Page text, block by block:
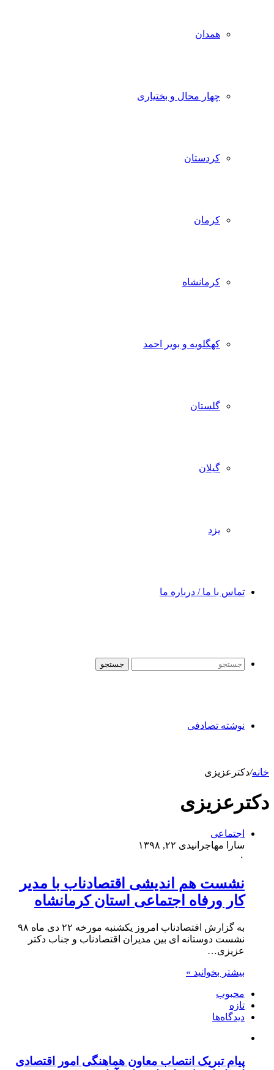
همدان
چهار محال و بختیاری
کردستان
کرمان
کرمانشاه
کهگلویه و بویر احمد
گلستان
گیلان
یزد
تماس با ما / درباره ما
جستجو
نوشته تصادفی
خانه/دکترعزیزی
دکترعزیزی
اجتماعی
سارا مهاجرانیدی ۲۲, ۱۳۹۸
۰
نشست هم اندیشی اقتصادناب با مدیر
کار ورفاه اجتماعی استان کرمانشاه
به گزارش اقتصادناب امروز یکشنبه مورخه ۲۲ دی ماه ۹۸
نشست دوستانه ای بین مدیران اقتصادناب و جناب دکتر
عزیزی…
بیشتر بخوانید »
محبوب
تازه
دیدگاه‌ها
پیام تبریک انتصاب معاون هماهنگی امور اقتصادی